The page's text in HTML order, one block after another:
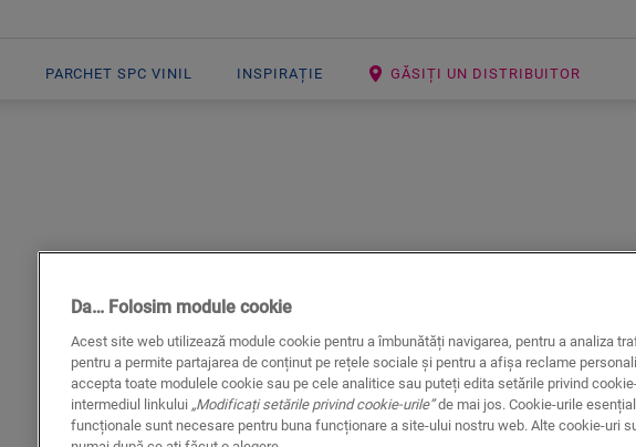
PARCHET SPC VINIL INSPIRAȚIE GĂSIȚI UN DISTRIBUITOR
Plintă mare
ACCESORII LAMINATE PLINTĂ
Da… Folosim module cookie
Acest site web utilizează module cookie pentru a îmbunătăți navigarea, pentru a analiza
pentru a permite partajarea de conținut pe rețele sociale și pentru a afișa reclame
accepta toate modulele cookie sau pe cele analitice sau puteți edita setările privind
intermediul linkului „Modificați setările privind cookie-urile”de mai jos. Cookie-urile
funcționale sunt necesare pentru buna funcționare a site-ului nostru web. Alte cookie-uri